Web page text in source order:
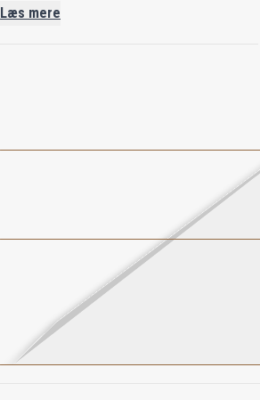
ingredienser tilbyder Wood Infusion en unik
Læs mere